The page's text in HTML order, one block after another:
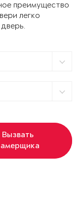
преимущество
легко
Вызвать